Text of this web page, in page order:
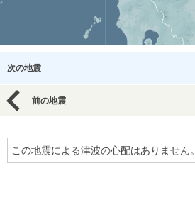
次の地震
前の地震
この地震による津波の心配はありません。